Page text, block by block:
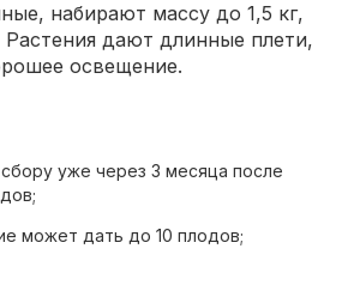
набирают массу до 1,5 кг,
дают длинные плети,
освещение.
уже через 3 месяца после
может дать до 10 плодов;